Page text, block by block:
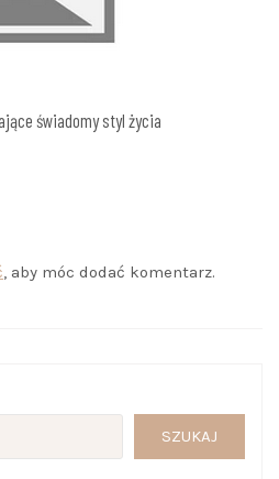
świadomy styl życia
, aby móc dodać komentarz.
SZUKAJ